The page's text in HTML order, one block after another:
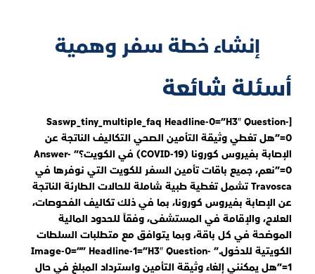
إنشاء خطة سفر وهمية
أسئلة شائعة
[saswp_tiny_multiple_faq Headline-0=”h3″ Question-
0=”هل تغطي وثيقة التأمين الصحي التكاليف الناتجة عن
الإصابة بفيروس كورونا (COVID-19) في الكويت؟” Answer-
0=”نعم، جميع باقات تأمين السفر للكويت التي نوفرها في
Travosca تشمل تغطية طبية شاملة للحالات الطارئة الناتجة
عن الإصابة بفيروس كورونا، بما في ذلك تكاليف الفحوصات،
العلاج، والإقامة في المستشفى، وفقاً للحدود المالية
الموضحة في كل باقة، وبما يتوافق مع متطلبات السلطات
الكويتية للدخول.” Image-0=”” Headline-1=”h3″ Question-
1=”هل يمكنني إلغاء وثيقة التأمين واسترداد المبلغ في حال